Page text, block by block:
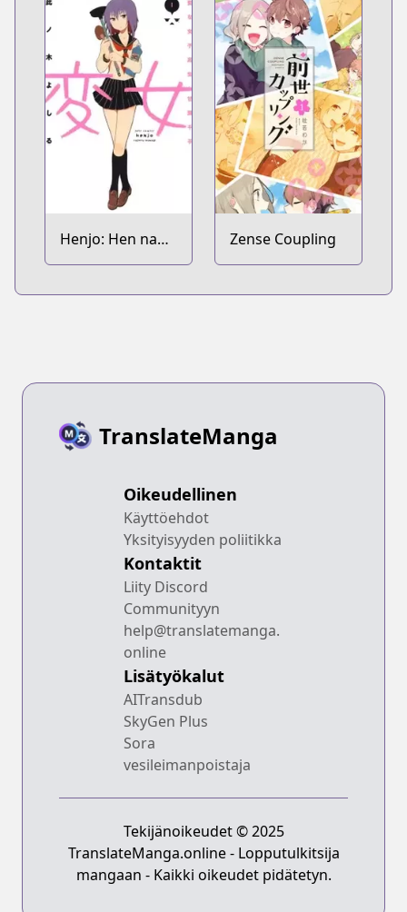
Henjo: Hen na
Joshikousei
Zense Coupling
TranslateManga
Oikeudellinen
Käyttöehdot
Yksityisyyden poliitikka
Kontaktit
Liity Discord
Communityyn
help@translatemanga.
online
Lisätyökalut
AITransdub
SkyGen Plus
Sora
vesileimanpoistaja
Tekijänoikeudet © 2025
TranslateManga.online - Lopputulkitsija
mangaan - Kaikki oikeudet pidätetyn.